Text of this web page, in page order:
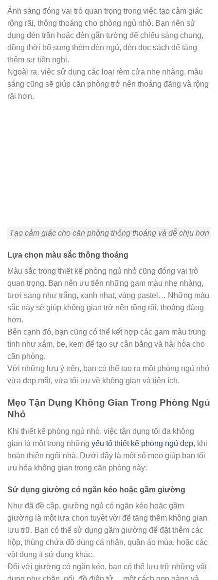
Ánh sáng đóng vai trò quan trọng trong việc tạo cảm giác
rộng rãi, thông thoáng cho phòng ngủ nhỏ. Bạn nên sử
dụng đèn trần hoặc đèn gắn tường để chiếu sáng chung,
đồng thời bổ sung thêm đèn ngủ, đèn đọc sách để tăng
thêm sự tiện nghi.
Ngoài ra, việc sử dụng các loại rèm cửa nhẹ nhàng, màu
sáng cũng sẽ giúp căn phòng trở nên thoáng đãng và rộng
rãi hơn.
Tạo cảm giác cho căn phòng thông thoáng và dễ chịu hơn
Lựa chọn màu sắc thông thoáng
Màu sắc trong thiết kế phòng ngủ nhỏ cũng đóng vai trò
quan trọng. Bạn nên ưu tiên những gam màu nhẹ nhàng,
tươi sáng như trắng, xanh nhạt, vàng pastel… Những màu
sắc này sẽ giúp không gian trở nên rộng rãi, thoáng đãng
hơn.
Bên cạnh đó, bạn cũng có thể kết hợp các gam màu trung
tính như xám, be, kem để tạo sự cân bằng và hài hòa cho
căn phòng.
Với những lưu ý trên, bạn có thể tạo ra một phòng ngủ nhỏ
vừa đẹp mắt, vừa tối ưu về không gian và tiện ích.
Mẹo Tận Dụng Không Gian Trong Phòng Ngủ
Nhỏ
Khi thiết kế phòng ngủ nhỏ, việc tận dụng tối đa không
gian là một trong những yếu tố thiết kế phòng ngủ đẹp, khi
hoàn thiện ngôi nhà. Dưới đây là một số mẹo giúp bạn tối
ưu hóa không gian trong căn phòng này:
Sử dụng giường có ngăn kéo hoặc gầm giường
Như đã đề cập, giường ngủ có ngăn kéo hoặc gầm
giường là một lựa chọn tuyệt vời để tăng thêm không gian
lưu trữ. Bạn có thể sử dụng gầm giường để đặt thêm các
hộp, thùng chứa đồ dùng cá nhân, quần áo mùa, hoặc các
vật dụng ít sử dụng khác.
Đối với giường có ngăn kéo, bạn có thể lưu trữ những vật